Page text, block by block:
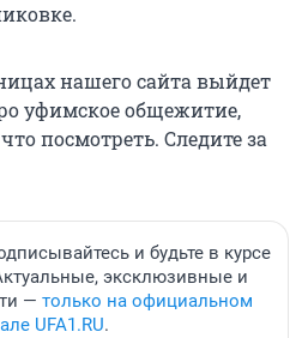
нашего сайта выйдет
уфимское общежитие,
посмотреть. Следите за
и будьте в курсе
эксклюзивные и
— только на официальном
UFA1.RU.